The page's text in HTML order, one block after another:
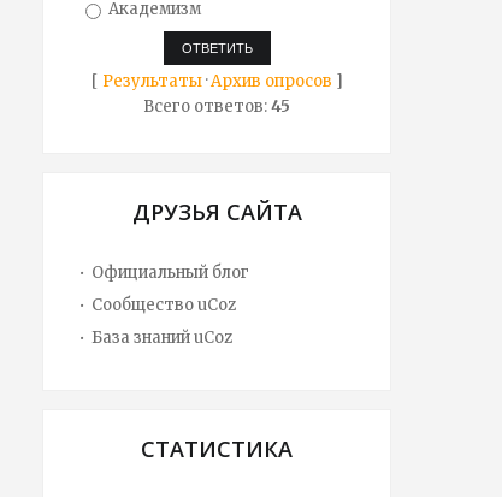
Академизм
[ Результаты·Архив опросов ]
Всего ответов:45
ДРУЗЬЯ САЙТА
Официальный блог
Сообщество uCoz
База знаний uCoz
СТАТИСТИКА